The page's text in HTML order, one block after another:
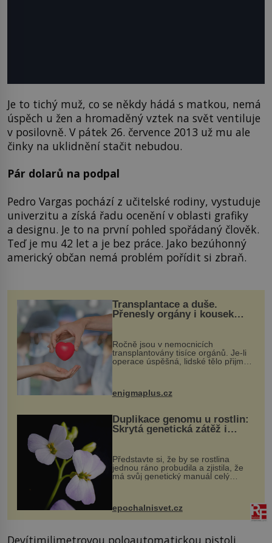
Je to tichý muž, co se někdy hádá s matkou, nemá
úspěch u žen a hromaděný vztek na svět ventiluje
v posilovně. V pátek 26. července 2013 už mu ale
činky na uklidnění stačit nebudou.
Pár dolarů na podpal
Pedro Vargas pochází z učitelské rodiny, vystuduje
univerzitu a získá řadu ocenění v oblasti grafiky
a designu. Je to na první pohled spořádaný člověk.
Teď je mu 42 let a je bez práce. Jako bezúhonný
americký občan nemá problém pořídit si zbraň.
Transplantace a duše.
Přenesly orgány i kousek
Ročně jsou v nemocnicích
transplantovány tisíce orgánů. Je-li
operace úspěšná, lidské tělo přijme
enigmaplus.cz
Duplikace genomu u rostlin:
Skrytá genetická zátěž i
Představte si, že by se rostlina
jednou ráno probudila a zjistila, že
má svůj genetický manuál celý
vstupenka...
epochalnisvet.cz
Devítimilimetrovou poloautomatickou pistoli